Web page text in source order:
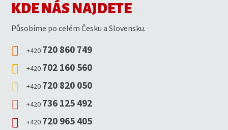
KDE NÁS NAJDETE
Působíme po celém Česku a Slovensku.
+420 720 860 749
+420 702 160 560
+420 720 820 050
+420 736 125 492
+420 720 965 405